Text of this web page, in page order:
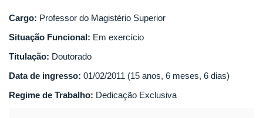
Cargo: Professor do Magistério Superior
Situação Funcional: Em exercício
Titulação: Doutorado
Data de ingresso: 01/02/2011 (15 anos, 6 meses, 6 dias)
Regime de Trabalho: Dedicação Exclusiva